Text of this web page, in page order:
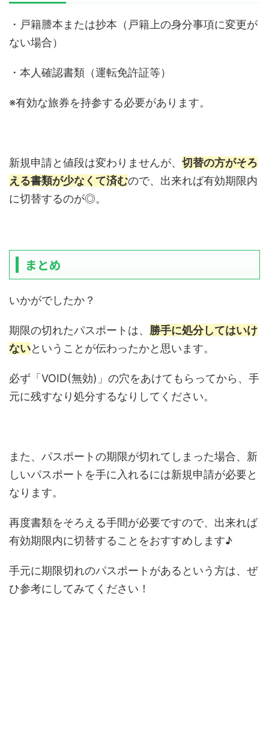
・戸籍謄本または抄本（戸籍上の身分事項に変更が
ない場合）
・本人確認書類（運転免許証等）
※有効な旅券を持参する必要があります。
新規申請と値段は変わりませんが、 切替の方がそろ
える書類が少なくて済むので、出来れば有効期限内
に切替するのが◎。
まとめ
いかがでしたか？
期限の切れたパスポートは、 勝手に処分してはいけ
ないということが伝わったかと思います。
必ず「VOID(無効)」の穴をあけてもらってから、手
元に残すなり処分するなりしてください。
また、パスポートの期限が切れてしまった場合、新
しいパスポートを手に入れるには新規申請が必要と
なります。
再度書類をそろえる手間が必要ですので、出来れば
有効期限内に切替することをおすすめします♪
手元に期限切れのパスポートがあるという方は、ぜ
ひ参考にしてみてください！